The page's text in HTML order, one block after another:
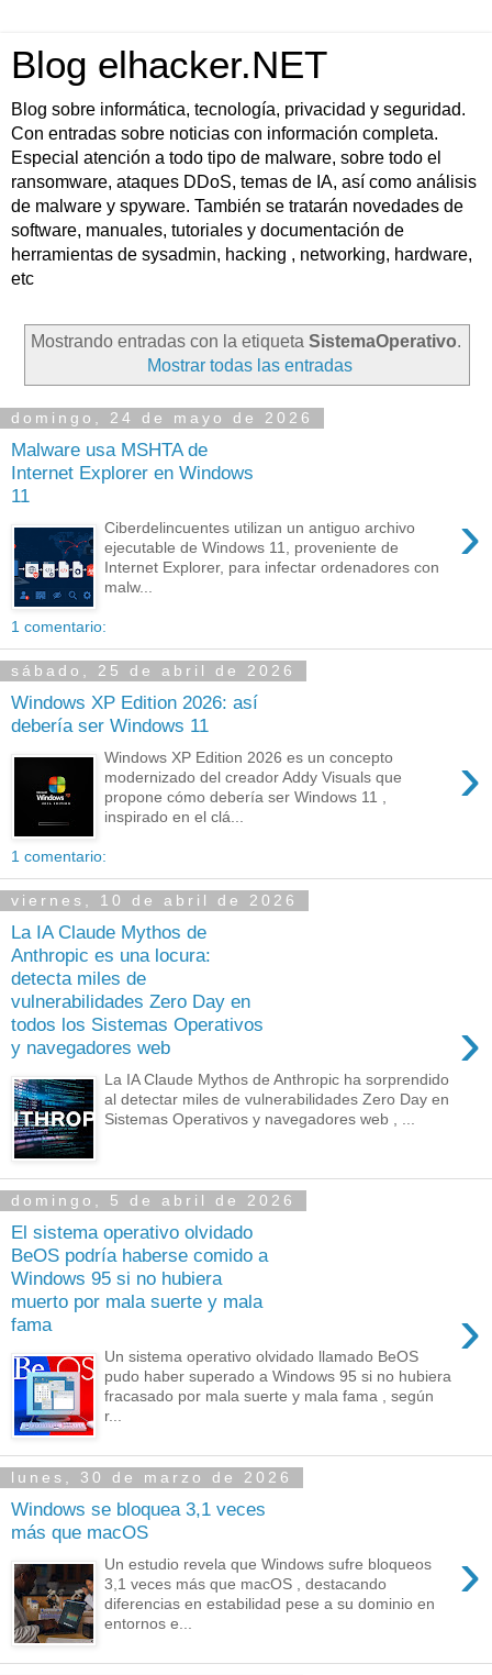
Blog elhacker.NET
Blog sobre informática, tecnología, privacidad y seguridad.
Con entradas sobre noticias con información completa.
Especial atención a todo tipo de malware, sobre todo el
ransomware, ataques DDoS, temas de IA, así como análisis
de malware y spyware. También se tratarán novedades de
software, manuales, tutoriales y documentación de
herramientas de sysadmin, hacking , networking, hardware,
etc
Mostrando entradas con la etiqueta SistemaOperativo.
Mostrar todas las entradas
domingo, 24 de mayo de 2026
Malware usa MSHTA de
Internet Explorer en Windows
11
›
Ciberdelincuentes utilizan un antiguo archivo
ejecutable de Windows 11, proveniente de
Internet Explorer, para infectar ordenadores con
malw...
1 comentario:
sábado, 25 de abril de 2026
Windows XP Edition 2026: así
debería ser Windows 11
›
Windows XP Edition 2026 es un concepto
modernizado del creador Addy Visuals que
propone cómo debería ser Windows 11 ,
inspirado en el clá...
1 comentario:
viernes, 10 de abril de 2026
La IA Claude Mythos de
Anthropic es una locura:
detecta miles de
vulnerabilidades Zero Day en
todos los Sistemas Operativos
y navegadores web
›
La IA Claude Mythos de Anthropic ha sorprendido
al detectar miles de vulnerabilidades Zero Day en
Sistemas Operativos y navegadores web , ...
domingo, 5 de abril de 2026
El sistema operativo olvidado
BeOS podría haberse comido a
Windows 95 si no hubiera
muerto por mala suerte y mala
fama
›
Un sistema operativo olvidado llamado BeOS
pudo haber superado a Windows 95 si no hubiera
fracasado por mala suerte y mala fama , según
r...
lunes, 30 de marzo de 2026
Windows se bloquea 3,1 veces
más que macOS
›
Un estudio revela que Windows sufre bloqueos
3,1 veces más que macOS , destacando
diferencias en estabilidad pese a su dominio en
entornos e...